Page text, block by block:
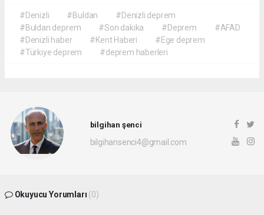
#Denizli #Buldan
#Denizli deprem
#Buldan deprem
#Son dakika #Deprem
#AFAD
#Denizli haber
#Kent Haberi
#Ege deprem
#Türkiye deprem
#deprem haberleri
bilgihan şenci
bilgihansenci4@gmail.com
Okuyucu Yorumları (0)